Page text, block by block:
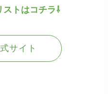
ストはコチラ⇩
サイト